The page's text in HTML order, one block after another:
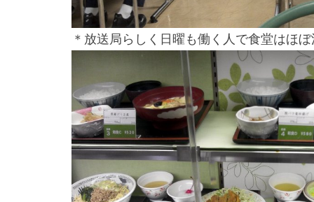
＊放送局らしく日曜も働く人で食堂はほ